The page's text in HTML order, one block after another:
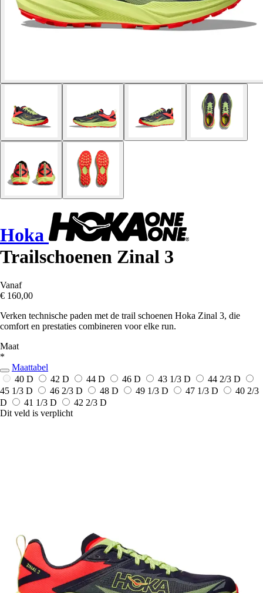
Hoka
Trailschoenen Zinal 3
Vanaf
€ 160,00
Verken technische paden met de trail schoenen Hoka Zinal 3, die
comfort en prestaties combineren voor elke run.
Maat
*
Maattabel
40 D
42 D 44 D 46 D 43 1/3 D
44 2/3 D
45 1/3 D
46 2/3 D 48 D 49 1/3 D 47 1/3 D
40 2/3
D
41 1/3 D
42 2/3 D
Dit veld is verplicht